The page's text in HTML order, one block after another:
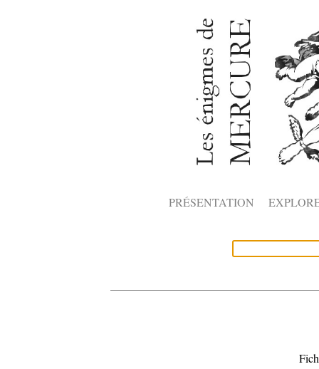
PRÉSENTATION